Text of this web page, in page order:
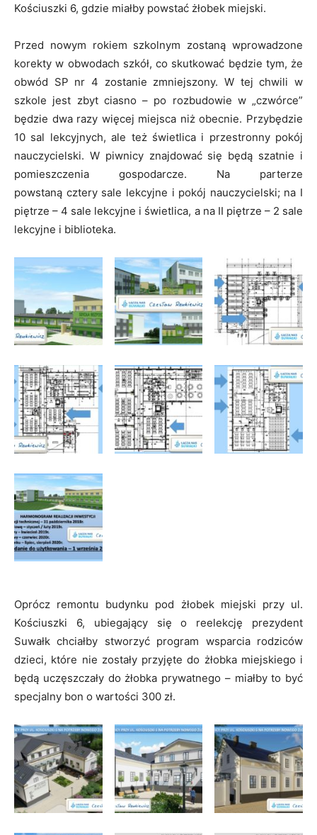
Kościuszki 6, gdzie miałby powstać żłobek miejski.
Przed nowym rokiem szkolnym zostaną wprowadzone
korekty w obwodach szkół, co skutkować będzie tym, że
obwód SP nr 4 zostanie zmniejszony. W tej chwili w
szkole jest zbyt ciasno – po rozbudowie w „czwórce”
będzie dwa razy więcej miejsca niż obecnie. Przybędzie
10 sal lekcyjnych, ale też świetlica i przestronny pokój
nauczycielski. W piwnicy znajdować się będą szatnie i
pomieszczenia gospodarcze. Na parterze
powstaną cztery sale lekcyjne i pokój nauczycielski; na I
piętrze – 4 sale lekcyjne i świetlica, a na II piętrze – 2 sale
lekcyjne i biblioteka.
Oprócz remontu budynku pod żłobek miejski przy ul.
Kościuszki 6, ubiegający się o reelekcję prezydent
Suwałk chciałby stworzyć program wsparcia rodziców
dzieci, które nie zostały przyjęte do żłobka miejskiego i
będą uczęszczały do żłobka prywatnego – miałby to być
specjalny bon o wartości 300 zł.